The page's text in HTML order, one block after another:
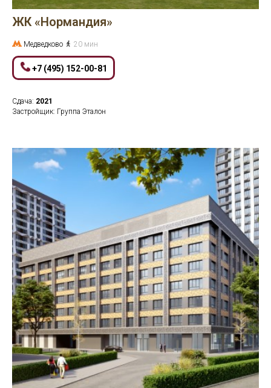
ЖК «Нормандия»
Медведково 20 мин
+7 (495) 152-00-81
Сдача: 2021
Застройщик: Группа Эталон